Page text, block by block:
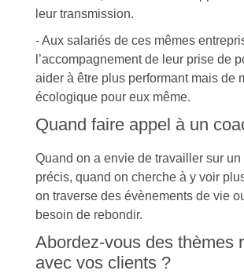
leur transmission.
- Aux salariés de ces mêmes
l’accompagnement de leur prise de
aider à être plus performant mais de
écologique pour eux même.
Quand faire appel à un
Quand on a envie de travailler sur un
précis, quand on cherche à y voir
on traverse des évènements de vie
besoin de rebondir.
Abordez-vous des thèmes
avec vos clients ?